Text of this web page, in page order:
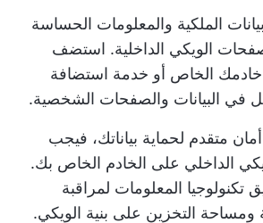
الملكية والمعلومات الحساسة
الويكي الداخلية. استضف
الخاص أو خدمة استضافة
في البيانات والصفحات الشخصية.
متقدم لحماية بياناتك، فيجب
الداخلي على الخادم الخاص بك.
تكنولوجيا المعلومات لمراقبة
ومساحة التخزين على بنية الويكي.